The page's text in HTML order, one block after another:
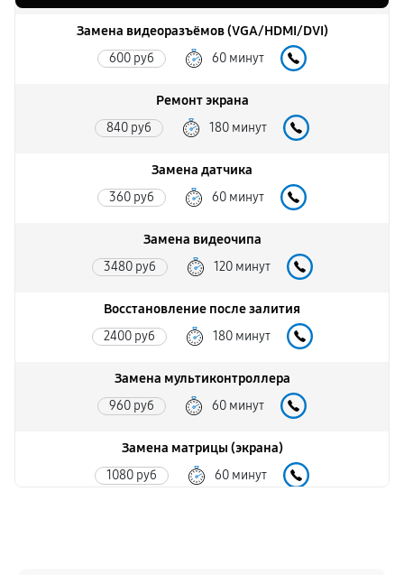
Замена видеоразъёмов (VGA/HDMI/DVI)
600 руб 60 минут
Ремонт экрана
840 руб 180 минут
Замена датчика
360 руб 60 минут
Замена видеочипа
3480 руб 120 минут
Восстановление после залития
2400 руб 180 минут
Замена мультиконтроллера
960 руб 60 минут
Замена матрицы (экрана)
1080 руб 60 минут